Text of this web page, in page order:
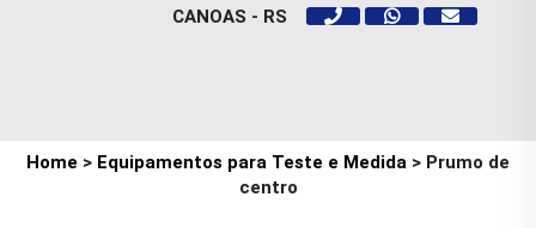
CANOAS - RS
Home > Equipamentos para Teste e Medida > Prumo de
centro